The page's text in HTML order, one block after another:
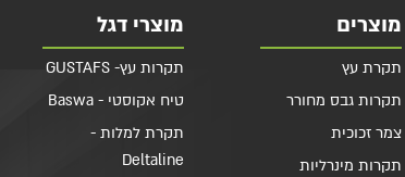
מוצרים
תקרת עץ
תקרות גבס מחורר
צמר זכוכית
תקרות מינרליות
מוצרי דגל
תקרות עץ- GUSTAFS
טיח אקוסטי - Baswa
תקרת למלות -
Deltaline